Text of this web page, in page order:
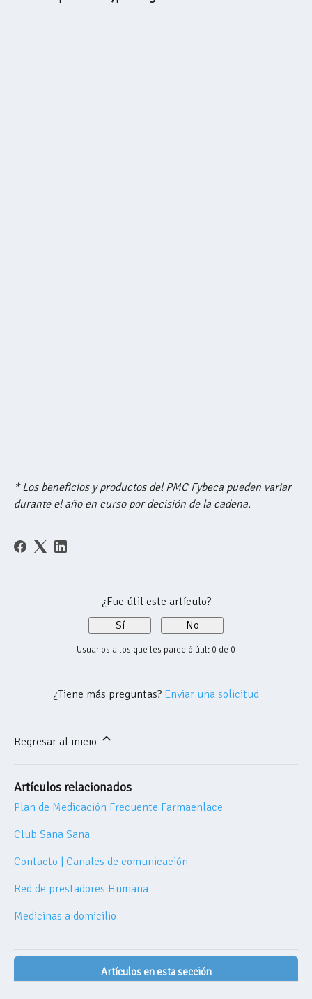
* Los beneficios y productos del PMC Fybeca pueden variar
durante el año en curso por decisión de la cadena.
¿Fue útil este artículo?
Sí
No
Usuarios a los que les pareció útil: 0 de 0
¿Tiene más preguntas? Enviar una solicitud
Regresar al inicio
Artículos relacionados
Plan de Medicación Frecuente Farmaenlace
Club Sana Sana
Contacto | Canales de comunicación
Red de prestadores Humana
Medicinas a domicilio
Artículos en esta sección